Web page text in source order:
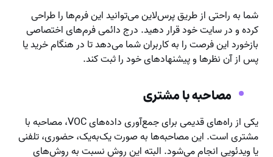
شما به راحتی از طریق پرس‌لاین می‌توانید این فرم‌ها را طراحی
کرده و در سایت خود قرار دهید. درج دائمی فرم‌های اختصاصی
بازخورد این فرصت را به کاربران شما می‌دهد تا در هنگام خرید یا
پس از آن نظرها و پیشنهادهای خود را ثبت کند.
مصاحبه با مشتری
یکی از راه‌های قدیمی برای جمع‌آوری داده‌های VOC، مصاحبه با
مشتری است. این مصاحبه‌ها به صورت یک‌به‌یک، حضوری، تلفنی
یا ویدئویی انجام می‌شود. البته این روش نسبت به روش‌های